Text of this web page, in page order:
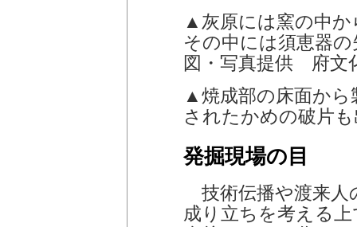
▲灰原には窯の中
その中には須恵器
図・写真提供 府文
▲焼成部の床面から
されたかめの破片
発掘現場の目
技術伝播や渡来人
成り立ちを考える